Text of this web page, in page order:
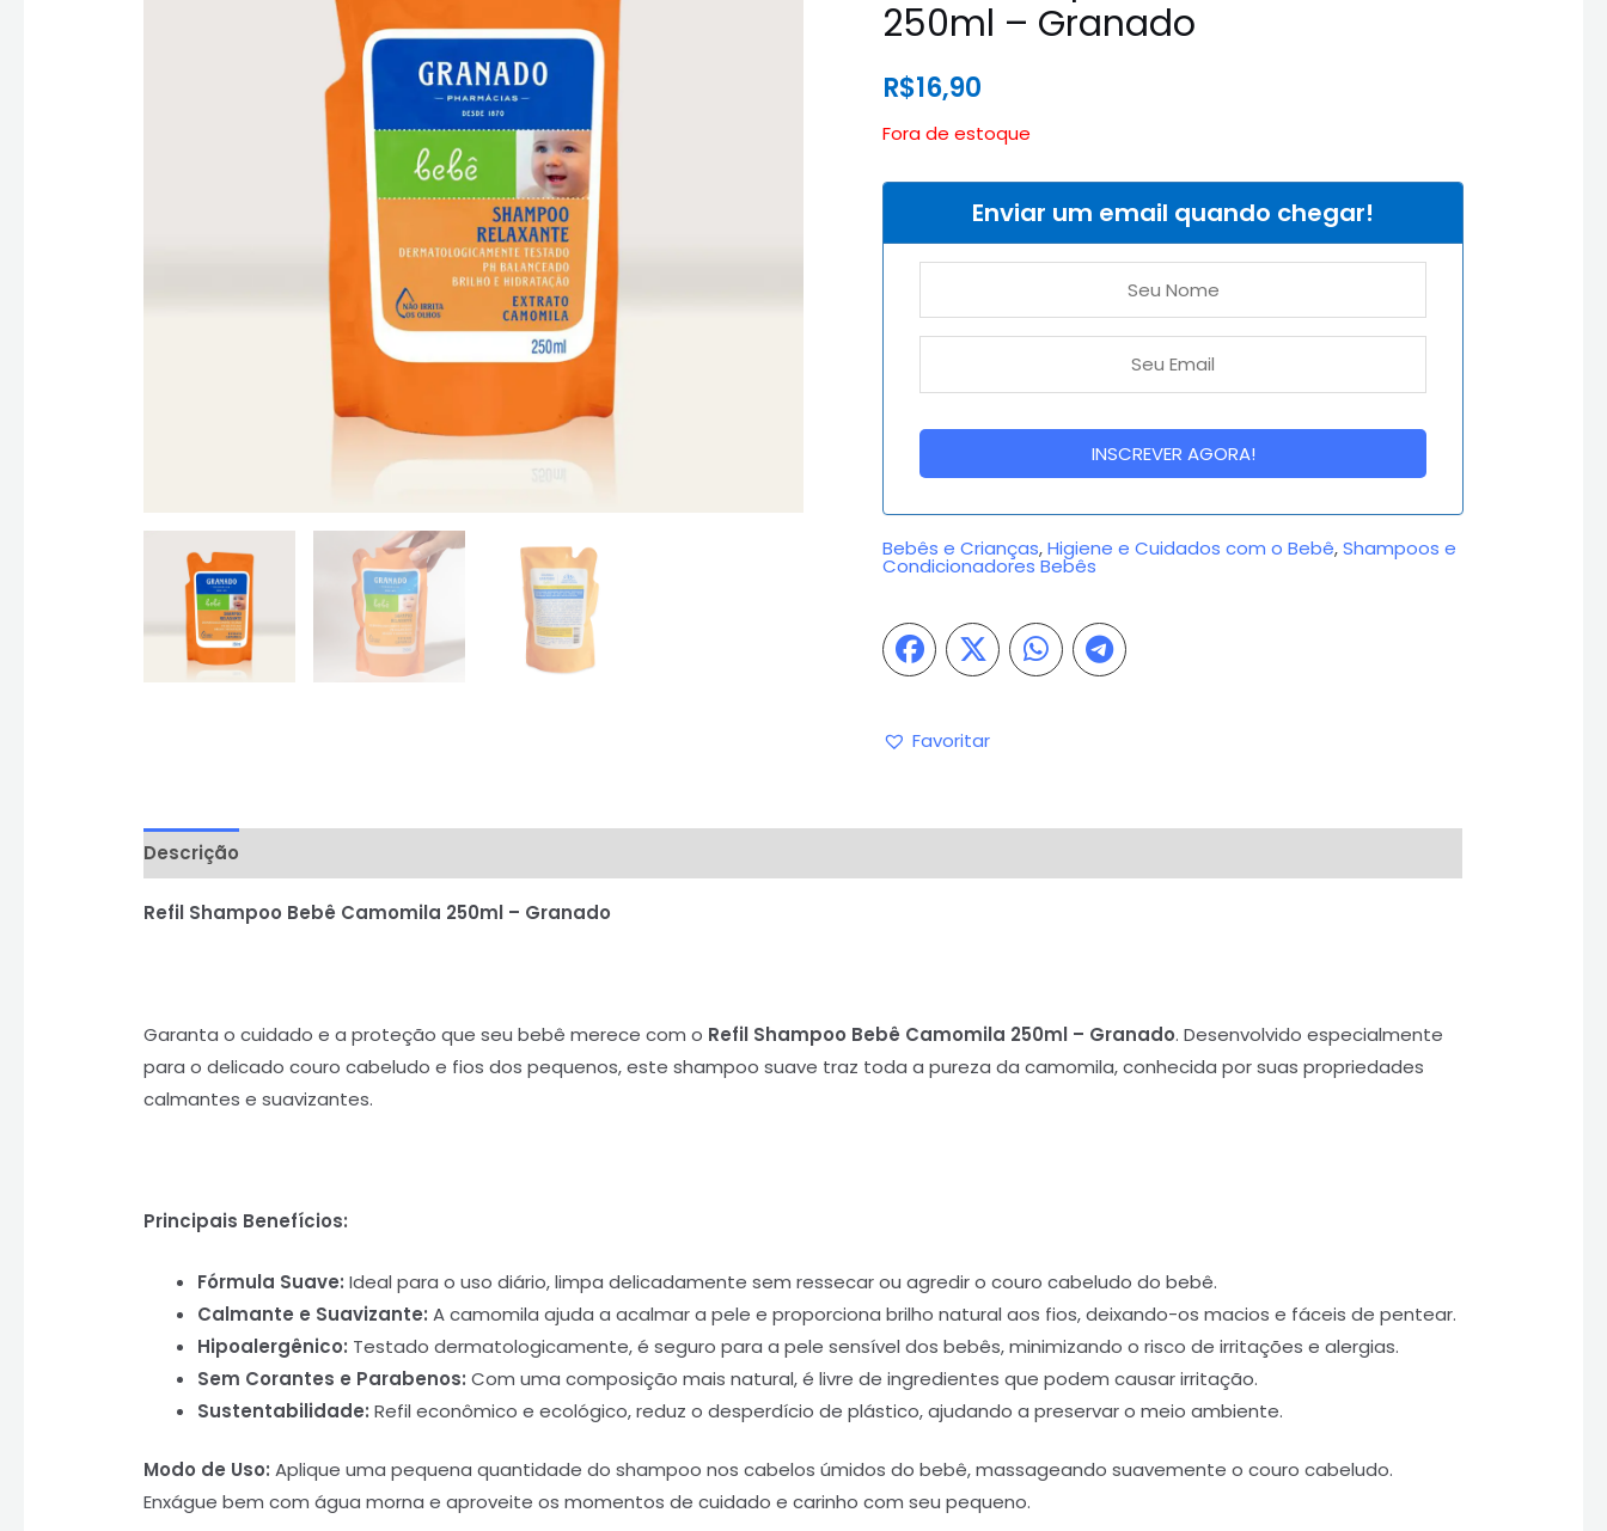
250ml – Granado
R$16,90
Fora de estoque
Enviar um email quando chegar!
Bebês e Crianças,Higiene e Cuidados com o Bebê,Shampoos e
Condicionadores Bebês
Favoritar
Descrição
Refil Shampoo Bebê Camomila 250ml – Granado
Garanta o cuidado e a proteção que seu bebê merece com o Refil Shampoo Bebê Camomila 250ml – Granado. Desenvolvido especialmente
para o delicado couro cabeludo e fios dos pequenos, este shampoo suave traz toda a pureza da camomila, conhecida por suas propriedades
calmantes e suavizantes.
Principais Benefícios:
Fórmula Suave: Ideal para o uso diário, limpa delicadamente sem ressecar ou agredir o couro cabeludo do bebê.
Calmante e Suavizante: A camomila ajuda a acalmar a pele e proporciona brilho natural aos fios, deixando-os macios e fáceis de pentear.
Hipoalergênico: Testado dermatologicamente, é seguro para a pele sensível dos bebês, minimizando o risco de irritações e alergias.
Sem Corantes e Parabenos: Com uma composição mais natural, é livre de ingredientes que podem causar irritação.
Sustentabilidade: Refil econômico e ecológico, reduz o desperdício de plástico, ajudando a preservar o meio ambiente.
Modo de Uso: Aplique uma pequena quantidade do shampoo nos cabelos úmidos do bebê, massageando suavemente o couro cabeludo.
Enxágue bem com água morna e aproveite os momentos de cuidado e carinho com seu pequeno.